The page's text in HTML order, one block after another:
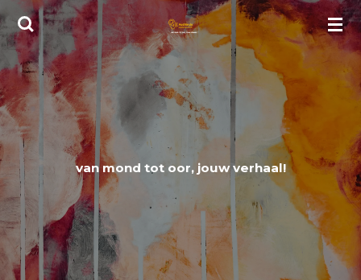
Ga
direct
naar
hoofdinhoud
van mond tot oor, jouw verhaal!